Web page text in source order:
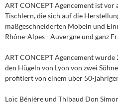
ART CONCEPT Agencement ist vor
Tischlern, die sich auf die
maßgeschneiderten Möbeln und
Rhône-Alpes - Auvergne und ganz
ART CONCEPT Agencement
den Hügeln von Lyon von zwei
profitiert von einem über 50-
Loïc Bénière und Thibaud Don